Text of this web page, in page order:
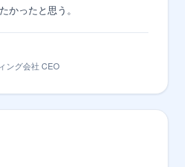
かったと思う。
ング会社 CEO